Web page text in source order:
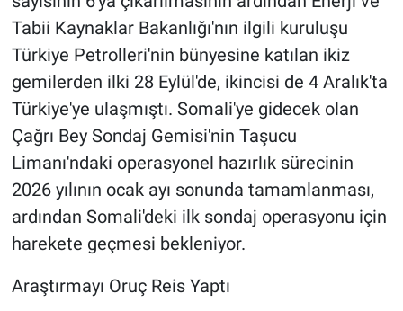
Tabii Kaynaklar Bakanlığı'nın ilgili kuruluşu
Türkiye Petrolleri'nin bünyesine katılan ikiz
gemilerden ilki 28 Eylül'de, ikincisi de 4 Aralık'ta
Türkiye'ye ulaşmıştı. Somali'ye gidecek olan
Çağrı Bey Sondaj Gemisi'nin Taşucu
Limanı'ndaki operasyonel hazırlık sürecinin
2026 yılının ocak ayı sonunda tamamlanması,
ardından Somali'deki ilk sondaj operasyonu için
harekete geçmesi bekleniyor.
Araştırmayı Oruç Reis Yaptı